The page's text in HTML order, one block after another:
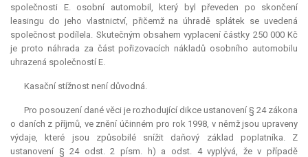
společnosti E. osobní automobil, který byl převeden po skončení
leasingu do jeho vlastnictví, přičemž na úhradě splátek se uvedená
společnost podílela. Skutečným obsahem vyplacení částky 250 000 Kč
je proto náhrada za část pořizovacích nákladů osobního automobilu
uhrazená společností E.
Kasační stížnost není důvodná.
Pro posouzení dané věci je rozhodující dikce ustanovení § 24 zákona
o daních z příjmů, ve znění účinném pro rok 1998, v němž jsou upraveny
výdaje, které jsou způsobilé snížit daňový základ poplatníka. Z
ustanovení § 24 odst. 2 písm. h) a odst. 4 vyplývá, že v případě